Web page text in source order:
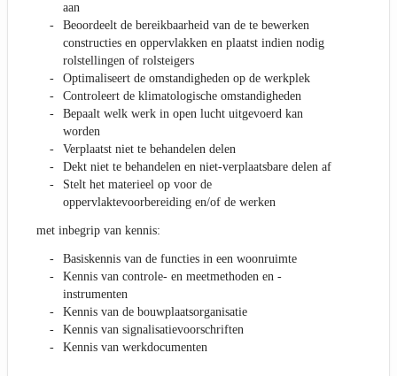
aan
Beoordeelt de bereikbaarheid van de te bewerken
constructies en oppervlakken en plaatst indien nodig
rolstellingen of rolsteigers
Optimaliseert de omstandigheden op de werkplek
Controleert de klimatologische omstandigheden
Bepaalt welk werk in open lucht uitgevoerd kan
worden
Verplaatst niet te behandelen delen
Dekt niet te behandelen en niet-verplaatsbare delen af
Stelt het materieel op voor de
oppervlaktevoorbereiding en/of de werken
met inbegrip van kennis:
Basiskennis van de functies in een woonruimte
Kennis van controle- en meetmethoden en -
instrumenten
Kennis van de bouwplaatsorganisatie
Kennis van signalisatievoorschriften
Kennis van werkdocumenten